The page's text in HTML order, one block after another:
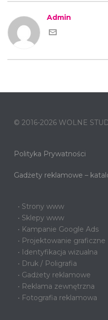
Admin
© 2016-2026 WOLNE
Polityka Prywatności
Gadżety reklamowe –
• Strony www
• Sklepy www
• Kampanie Google Ads
• Projektowanie graficzne
• Identyfikacja wizualna
• Druk / Poligrafia
• Gadżety reklamowe
• Reklama zewnętrzna
• Fotografia reklamowa